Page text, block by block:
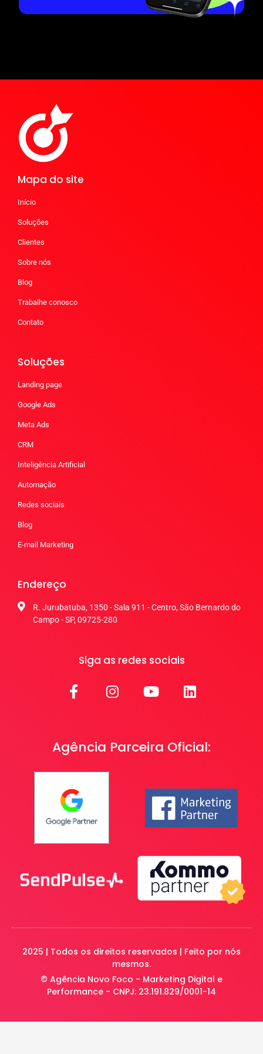
Mapa do site
Início
Soluções
Clientes
Sobre nós
Blog
Trabalhe conosco
Contato
Soluções
Landing page
Google Ads
Meta Ads
CRM
Inteligência Artificial
Automação
Redes sociais
Blog
E-mail Marketing
Endereço
R. Jurubatuba, 1350 - Sala 911 - Centro, São Bernardo do
Campo - SP, 09725-280
Siga as redes sociais
Agência Parceira Oficial:
2025 | Todos os direitos reservados | Feito por nós
mesmos.
© Agência Novo Foco - Marketing Digital e
Performance - CNPJ: 23.191.829/0001-14